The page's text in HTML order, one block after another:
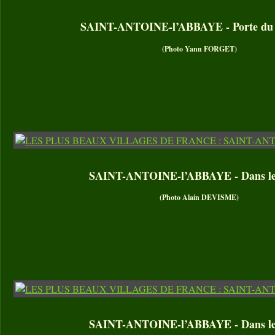
SAINT-ANTOINE-l’ABBAYE - Porte
(Photo Yann FORGET)
SAINT-ANTOINE-l’ABBAYE - Dans
(Photo Alain DEVISME)
SAINT-ANTOINE-l’ABBAYE - Dans